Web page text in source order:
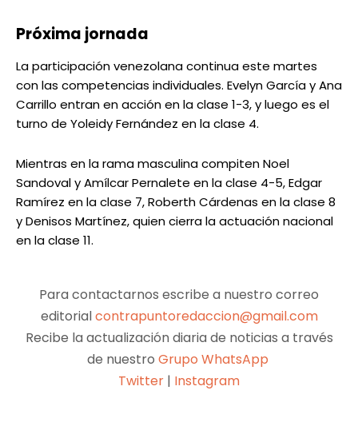
Próxima jornada
La participación venezolana continua este martes
con las competencias individuales. Evelyn García y Ana
Carrillo entran en acción en la clase 1-3, y luego es el
turno de Yoleidy Fernández en la clase 4.
Mientras en la rama masculina compiten Noel
Sandoval y Amílcar Pernalete en la clase 4-5, Edgar
Ramírez en la clase 7, Roberth Cárdenas en la clase 8
y Denisos Martínez, quien cierra la actuación nacional
en la clase 11.
Para contactarnos escribe a nuestro correo
editorialcontrapuntoredaccion@gmail.com
Recibe la actualización diaria de noticias a través
de nuestro Grupo WhatsApp
Twitter | Instagram